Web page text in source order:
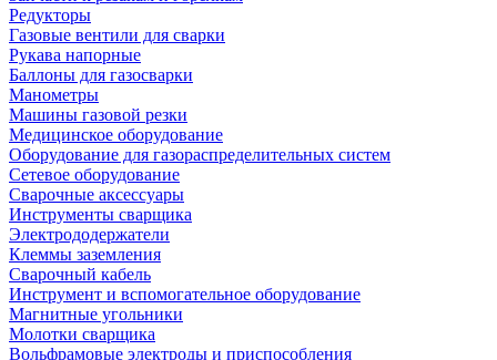
Редукторы
Газовые вентили для сварки
Рукава напорные
Баллоны для газосварки
Манометры
Машины газовой резки
Медицинское оборудование
Оборудование для газораспределительных систем
Сетевое оборудование
Сварочные аксессуары
Инструменты сварщика
Электрододержатели
Клеммы заземления
Сварочный кабель
Инструмент и вспомогательное оборудование
Магнитные угольники
Молотки сварщика
Вольфрамовые электроды и приспособления